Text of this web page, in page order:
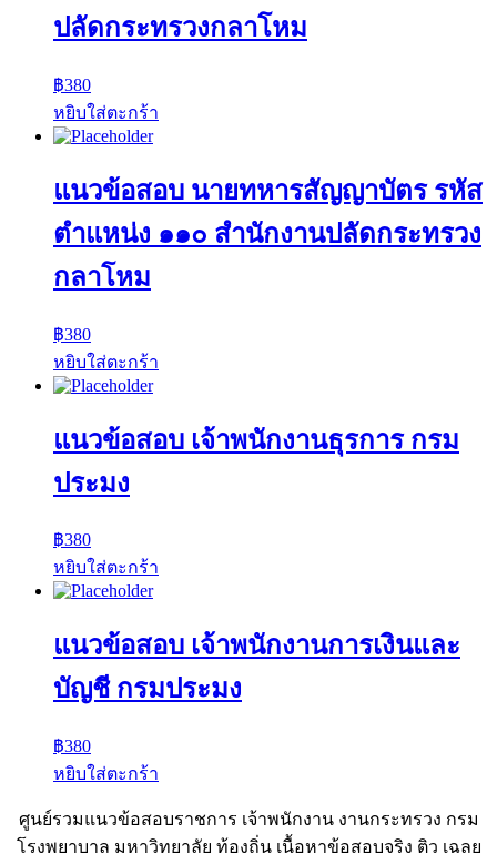
ปลัดกระทรวงกลาโหม
฿380
หยิบใส่ตะกร้า
แนวข้อสอบ นายทหารสัญญาบัตร รหัส
ตำแหน่ง ๑๑๐ สำนักงานปลัดกระทรวง
กลาโหม
฿380
หยิบใส่ตะกร้า
แนวข้อสอบ เจ้าพนักงานธุรการ กรม
ประมง
฿380
หยิบใส่ตะกร้า
แนวข้อสอบ เจ้าพนักงานการเงินและ
บัญชี กรมประมง
฿380
หยิบใส่ตะกร้า
ศูนย์รวมแนวข้อสอบราชการ เจ้าพนักงาน งานกระทรวง กรม
โรงพยาบาล มหาวิทยาลัย ท้องถิ่น เนื้อหาข้อสอบจริง ติว เฉลย